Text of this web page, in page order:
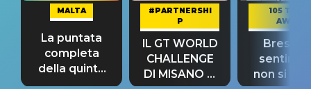
MALTA
La puntata
completa
della quinta
tappa
#PARTNERSHI
P
IL GT WORLD
CHALLENGE
DI MISANO si
105 TAKE
AWAY
Bresh:
non si